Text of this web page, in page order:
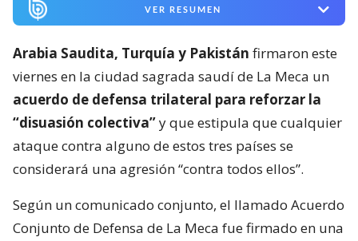
VER RESUMEN
Arabia Saudita, Turquía y Pakistán firmaron este
viernes en la ciudad sagrada saudí de La Meca un
acuerdo de defensa trilateral para reforzar la
“disuasión colectiva”y que estipula que cualquier
ataque contra alguno de estos tres países se
considerará una agresión “contra todos ellos”.
Según un comunicado conjunto, el llamado Acuerdo
Conjunto de Defensa de La Meca fue firmado en una